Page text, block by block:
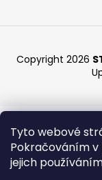
Tyto webové
Pokračováním
jejich
Copyright 2026